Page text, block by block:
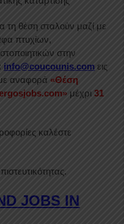
τη θέση σταλούν μαζί με
πτυχίων,
στην
info@coucounis.com εις
αναφορά«Θέση
μέχρι 31
καλέστε
JOBS IN